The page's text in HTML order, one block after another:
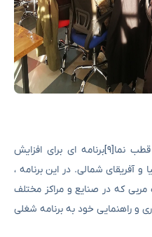
طبق ادعای سازمان آموزش جهانی ، قطب نما[۹]برنامه ای برای افزایش
شمالی. در این برنامه ،
مربی که در صنایع و مراکز مختلف
و راهنمایی خود به برنامه شغلی